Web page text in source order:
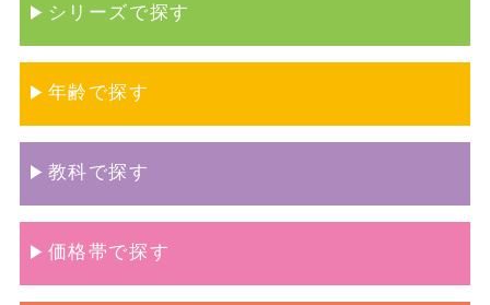
シリーズで探す
年齢で探す
教科で探す
価格帯で探す